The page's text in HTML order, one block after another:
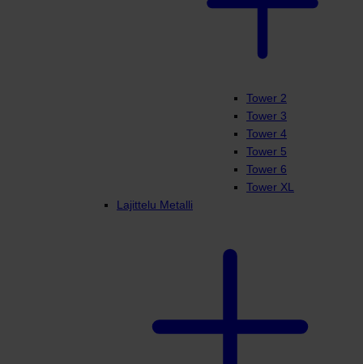
Tower 2
Tower 3
Tower 4
Tower 5
Tower 6
Tower XL
Lajittelu Metalli